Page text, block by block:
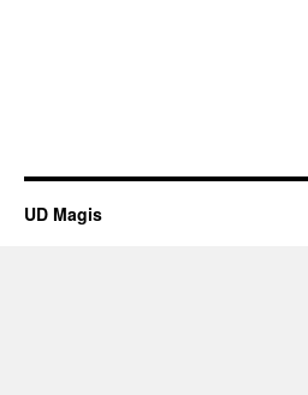
UD Magis